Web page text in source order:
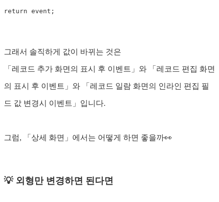
return event ;
그래서 솔직하게 값이 바뀌는 것은
「레코드 추가 화면의 표시 후 이벤트」와 「레코드 편집 화면
의 표시 후 이벤트」와 「레코드 일람 화면의 인라인 편집 필
드 값 변경시 이벤트」입니다.
그럼, 「상세 화면」에서는 어떻게 하면 좋을까👀
💡 외형만 변경하면 된다면